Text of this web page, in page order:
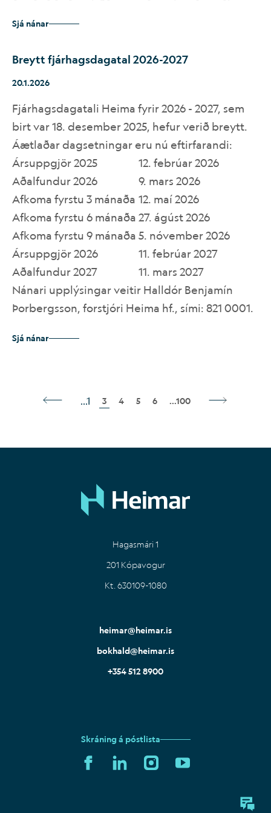
notendur.
land. Tilviljun er að myndmerkið minnir einnig á
Sjá nánar
Breytt fjárhagsdagatal 2026-2027
20.1.2026
Fjárhagsdagatali Heima fyrir 2026 - 2027, sem
birt var 18. desember 2025, hefur verið breytt.
Áætlaðar dagsetningar eru nú eftirfarandi:
Ársuppgjör 2025
12. febrúar 2026
Aðalfundur 2026
9. mars 2026
Afkoma fyrstu 3 mánaða 12. maí 2026
Afkoma fyrstu 6 mánaða 27. ágúst 2026
Afkoma fyrstu 9 mánaða 5. nóvember 2026
Ársuppgjör 2026
11. febrúar 2027
Aðalfundur 2027
11. mars 2027
Nánari upplýsingar veitir Halldór Benjamín
Þorbergsson, forstjóri Heima hf., sími: 821 0001.
Sjá nánar
...1 3 4 5 6 ...100
Hagasmári 1
201 Kópavogur
Kt. 630109-1080
heimar@heimar.is
bokhald@heimar.is
+354 512 8900
Skráning á póstlista